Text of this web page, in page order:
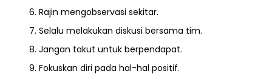
Rajin mengobservasi sekitar.
Selalu melakukan diskusi bersama tim.
Jangan takut untuk berpendapat.
Fokuskan diri pada hal-hal positif.